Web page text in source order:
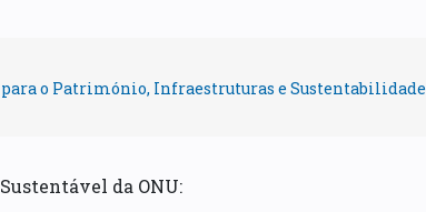
o Património, Infraestruturas e Sustentabilidade
da ONU: